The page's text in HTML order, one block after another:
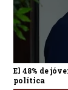
El 48% de
política